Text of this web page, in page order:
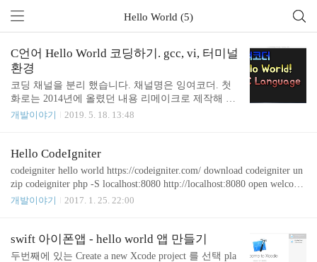
Hello World (5)
C언어 Hello World 코딩하기. gcc, vi, 터미널
환경
코딩 채널을 분리 했습니다. 채널명은 잉여코더. 첫
화로는 2014년에 올렸던 내용 리메이크로 제작해 보
았습니다. (2014년 글 https://junho85.pe.kr/93) hello.c
는 $ gcc hello.c 실행파일이 a.out 으로 만들어 집니다.
$ gcc hello.c -o hello 실행파일이 hello 로 만들어 집니
다. $ make hello cc hello.c -o hello 가 실행 됩니다. cc
나 gcc 나 c compiler 입니다. OS 나 환경에 따라 같은
거일수도 있고 조금 다를 수도 있으나 당장..
개발이야기 2019. 5. 18. 13:48
Hello CodeIgniter
codeigniter hello world https://codeigniter.com/ download codeigniter un
zip codeigniter php -S localhost:8080 http://localhost:8080 open welcome
_message.php add "Hello World!" refresh browser
개발이야기 2017. 1. 25. 22:00
swift 아이폰앱 - hello world 앱 만들기
두번째에 있는 Create a new Xcode project 를 선택 pla